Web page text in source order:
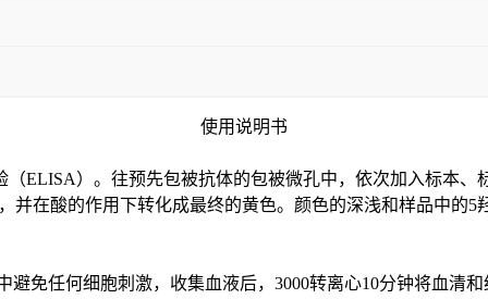
使用说明书
（ELISA）。往预先包被抗体的包被微孔中，依次加入标本
并在酸的作用下转化成最终的黄色。颜色的深浅和样品中的5
免任何细胞刺激，收集血液后，3000转离心10分钟将血清